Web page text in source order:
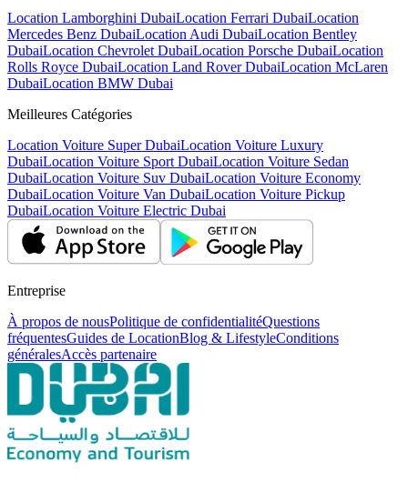
Location Lamborghini DubaiLocation Ferrari DubaiLocation
Mercedes Benz DubaiLocation Audi DubaiLocation Bentley
DubaiLocation Chevrolet DubaiLocation Porsche DubaiLocation
Rolls Royce DubaiLocation Land Rover DubaiLocation McLaren
DubaiLocation BMW Dubai
Meilleures Catégories
Location Voiture Super DubaiLocation Voiture Luxury
DubaiLocation Voiture Sport DubaiLocation Voiture Sedan
DubaiLocation Voiture Suv DubaiLocation Voiture Economy
DubaiLocation Voiture Van DubaiLocation Voiture Pickup
DubaiLocation Voiture Electric Dubai
Entreprise
À propos de nousPolitique de confidentialitéQuestions
fréquentesGuides de LocationBlog & LifestyleConditions
généralesAccès partenaire